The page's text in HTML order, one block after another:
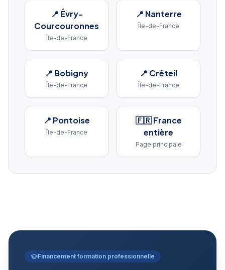
📍 Évry-
Courcouronnes
Île-de-France
📍 Nanterre
Île-de-France
📍 Bobigny
Île-de-France
📍 Créteil
Île-de-France
📍 Pontoise
Île-de-France
🇫🇷 France
entière
Page principale
Financement formation professionnelle